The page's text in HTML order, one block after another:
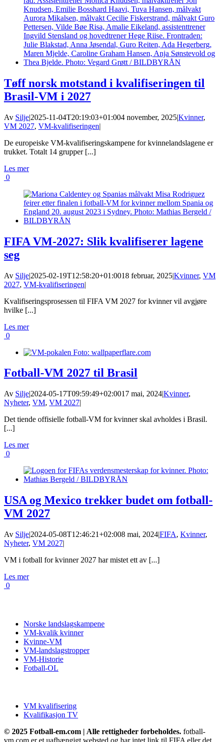
Tøff norsk motstand i kvalifiseringen til
Brasil-VM i 2027
Av Silje|2025-11-04T20:19:03+01:004 november, 2025|Kvinner,
VM 2027, VM-kvalifiseringen|
De europeiske VM-kvalifiseringskampene for kvinnelandslagene er
trukket. Totalt 14 grupper [...]
Les mer
0
FIFA VM-2027: Slik kvalifiserer lagene
seg
Av Silje|2025-02-19T12:58:20+01:0018 februar, 2025|Kvinner, VM
2027, VM-kvalifiseringen|
Kvalifiseringsprosessen til FIFA VM 2027 for kvinner vil avgjøre
hvilke [...]
Les mer
0
Fotball-VM 2027 til Brasil
Av Silje|2024-05-17T09:59:49+02:0017 mai, 2024|Kvinner,
Nyheter, VM, VM 2027|
Det tiende offisielle fotball-VM for kvinner skal avholdes i Brasil.
[...]
Les mer
0
USA og Mexico trekker budet om fotball-
VM 2027
Av Silje|2024-05-08T12:46:21+02:008 mai, 2024|FIFA, Kvinner,
Nyheter, VM 2027|
VM i fotball for kvinner 2027 har mistet ett av [...]
Les mer
0
Norske landslagskampene
VM-kvalik kvinner
Kvinne-VM
VM-landslagstropper
VM-Historie
Fotball-OL
VM kvalifisering
Kvalifikasjon TV
© 2025 Fotball-em.com | Alle rettigheder forbeholdes. fotball-
vm.com er et uafhængigt websted og har intet link til FIFA eller det